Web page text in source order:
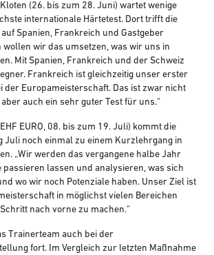
(26. bis zum 28. Juni) wartet wenige
internationale Härtetest. Dort trifft die
Spanien, Frankreich und Gastgeber
wollen wir das umsetzen, was wir uns in
Mit Spanien, Frankreich und der Schweiz
Frankreich ist gleichzeitig unser erster
der Europameisterschaft. Das ist zwar nicht
auch ein sehr guter Test für uns.“
EURO, 08. bis zum 19. Juli) kommt die
Juli noch einmal zu einem Kurzlehrgang in
„Wir werden das vergangene halbe Jahr
passieren lassen und analysieren, was sich
wo wir noch Potenziale haben. Unser Ziel ist
in möglichst vielen Bereichen
nach vorne zu machen.“
Trainerteam auch bei der
fort. Im Vergleich zur letzten Maßnahme